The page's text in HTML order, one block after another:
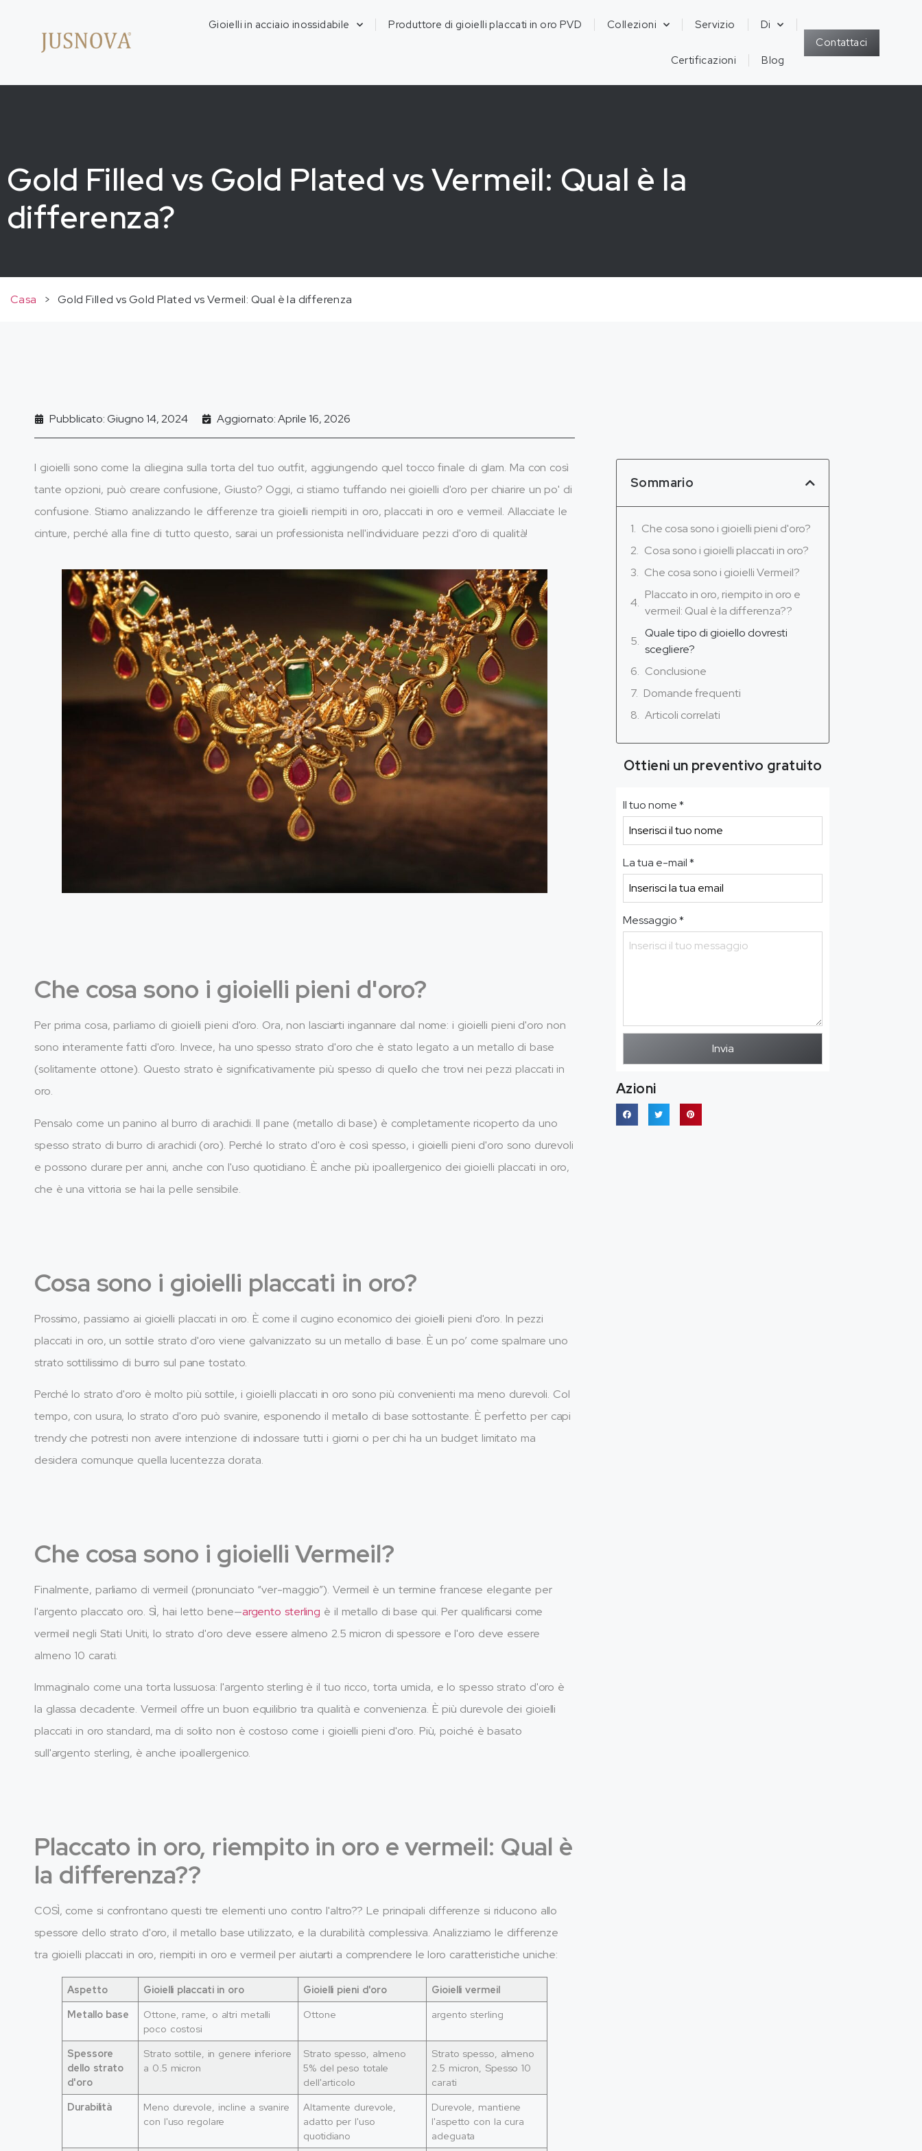
Gioielli in acciaio inossidabile Produttore di gioielli placcati in oro PVD Collezioni Servizio Di
Certificazioni Blog
Contattaci
Gold Filled vs Gold Plated vs Vermeil: Qual è la
differenza?
Casa > Gold Filled vs Gold Plated vs Vermeil: Qual è la differenza
Pubblicato: Giugno 14, 2024 Aggiornato: Aprile 16, 2026
I gioielli sono come la ciliegina sulla torta del tuo outfit, aggiungendo quel tocco finale di glam. Ma con così
tante opzioni, può creare confusione, Giusto? Oggi, ci stiamo tuffando nei gioielli d'oro per chiarire un po' di
confusione. Stiamo analizzando le differenze tra gioielli riempiti in oro, placcati in oro e vermeil. Allacciate le
cinture, perché alla fine di tutto questo, sarai un professionista nell'individuare pezzi d'oro di qualità!
Che cosa sono i gioielli pieni d'oro?
Per prima cosa, parliamo di gioielli pieni d'oro. Ora, non lasciarti ingannare dal nome: i gioielli pieni d'oro non
sono interamente fatti d'oro. Invece, ha uno spesso strato d'oro che è stato legato a un metallo di base
(solitamente ottone). Questo strato è significativamente più spesso di quello che trovi nei pezzi placcati in
oro.
Pensalo come un panino al burro di arachidi. Il pane (metallo di base) è completamente ricoperto da uno
spesso strato di burro di arachidi (oro). Perché lo strato d'oro è così spesso, i gioielli pieni d'oro sono durevoli
e possono durare per anni, anche con l'uso quotidiano. È anche più ipoallergenico dei gioielli placcati in oro,
che è una vittoria se hai la pelle sensibile.
Cosa sono i gioielli placcati in oro?
Prossimo, passiamo ai gioielli placcati in oro. È come il cugino economico dei gioielli pieni d'oro. In pezzi
placcati in oro, un sottile strato d'oro viene galvanizzato su un metallo di base. È un po’ come spalmare uno
strato sottilissimo di burro sul pane tostato.
Perché lo strato d'oro è molto più sottile, i gioielli placcati in oro sono più convenienti ma meno durevoli. Col
tempo, con usura, lo strato d'oro può svanire, esponendo il metallo di base sottostante. È perfetto per capi
trendy che potresti non avere intenzione di indossare tutti i giorni o per chi ha un budget limitato ma
desidera comunque quella lucentezza dorata.
Che cosa sono i gioielli Vermeil?
Finalmente, parliamo di vermeil (pronunciato “ver-maggio”). Vermeil è un termine francese elegante per
l'argento placcato oro. SÌ, hai letto bene—argento sterling è il metallo di base qui. Per qualificarsi come
vermeil negli Stati Uniti, lo strato d'oro deve essere almeno 2.5 micron di spessore e l'oro deve essere
almeno 10 carati.
Immaginalo come una torta lussuosa: l'argento sterling è il tuo ricco, torta umida, e lo spesso strato d'oro è
la glassa decadente. Vermeil offre un buon equilibrio tra qualità e convenienza. È più durevole dei gioielli
placcati in oro standard, ma di solito non è costoso come i gioielli pieni d'oro. Più, poiché è basato
sull'argento sterling, è anche ipoallergenico.
Placcato in oro, riempito in oro e vermeil: Qual è
la differenza??
COSÌ, come si confrontano questi tre elementi uno contro l'altro?? Le principali differenze si riducono allo
spessore dello strato d'oro, il metallo base utilizzato, e la durabilità complessiva. Analizziamo le differenze
tra gioielli placcati in oro, riempiti in oro e vermeil per aiutarti a comprendere le loro caratteristiche uniche:
Aspetto Gioielli placcati in oro Gioielli pieni d'oro
Gioielli vermeil
Metallo base
Ottone, rame, o altri metalli
poco costosi
Ottone argento sterling
Spessore
dello strato
d'oro
Strato sottile, in genere inferiore
a 0.5 micron
Strato spesso, almeno
5% del peso totale
dell'articolo
Strato spesso, almeno
2.5 micron, Spesso 10
carati
Durabilità
Meno durevole, incline a svanire
con l'uso regolare
Altamente durevole,
adatto per l'uso
quotidiano
Durevole, mantiene
l'aspetto con la cura
adeguata
Sommario
Che cosa sono i gioielli pieni d'oro?
Cosa sono i gioielli placcati in oro?
Che cosa sono i gioielli Vermeil?
Placcato in oro, riempito in oro e
vermeil: Qual è la differenza??
Quale tipo di gioiello dovresti
scegliere?
Conclusione
Domande frequenti
Articoli correlati
Ottieni un preventivo gratuito
Il tuo nome*
La tua e-mail*
Messaggio*
Invia
Azioni